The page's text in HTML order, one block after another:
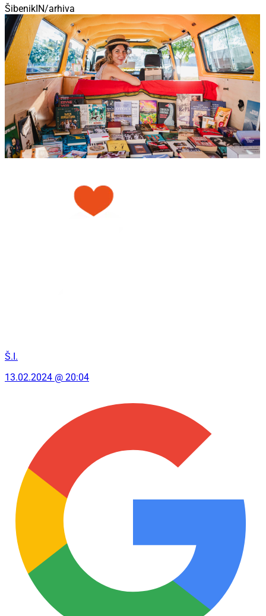
ŠibenikIN/arhiva
Š.I.
13.02.2024 @ 20:04